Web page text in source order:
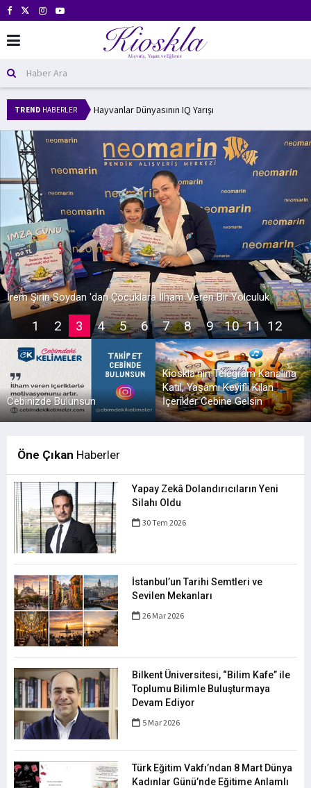
TREND HABERLER Hayvanlar Dünyasının IQ Yarışı
İrem Şirin Soydan 'dan Çocuklara İlham Veren Bir Yolculuk
Cebinizde Bulunsun
Kioskla’nın Telegram Kanalına
Katıl, Yaşamı Keyifli Kılan
İçerikler Cebine Gelsin
Öne Çıkan Haberler
Yapay Zekâ Dolandırıcıların Yeni
Silahı Oldu
30 Tem 2026
İstanbul’un Tarihi Semtleri ve
Sevilen Mekanları
26 Mar 2026
Bilkent Üniversitesi, “Bilim Kafe” ile
Toplumu Bilimle Buluşturmaya
Devam Ediyor
5 Mar 2026
Türk Eğitim Vakfı’ndan 8 Mart Dünya
Kadınlar Günü’nde Eğitime Anlamlı